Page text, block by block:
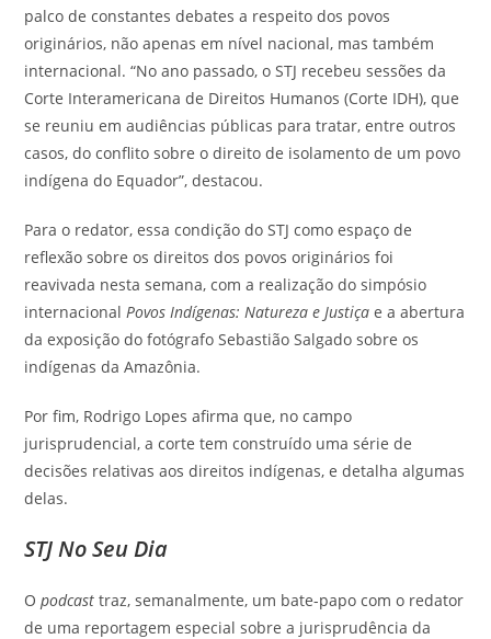
palco de constantes debates a respeito dos povos
originários, não apenas em nível nacional, mas também
internacional. “No ano passado, o STJ recebeu sessões da
Corte Interamericana de Direitos Humanos (Corte IDH), que
se reuniu em audiências públicas para tratar, entre outros
casos, do conflito sobre o direito de isolamento de um povo
indígena do Equador”, destacou.
Para o redator, essa condição do STJ como espaço de
reflexão sobre os direitos dos povos originários foi
reavivada nesta semana, com a realização do simpósio
internacionalPovos Indígenas: Natureza e Justiça e a abertura
da exposição do fotógrafo Sebastião Salgado sobre os
indígenas da Amazônia.
Por fim, Rodrigo Lopes afirma que, no campo
jurisprudencial, a corte tem construído uma série de
decisões relativas aos direitos indígenas, e detalha algumas
delas.
STJ No Seu Dia
Opodcast traz, semanalmente, um bate-papo com o redator
de uma reportagem especial sobre a jurisprudência da